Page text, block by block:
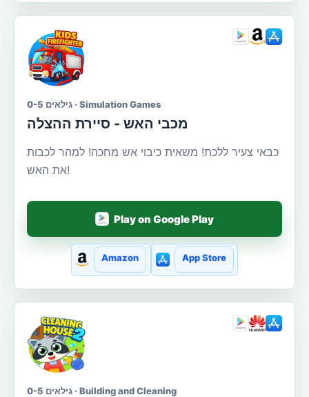
גילאים 0-5 · Simulation Games
מכבי האש - סיירת ההצלה
כבאי צעיר ללכת! משאית כיבוי אש מחכה! למהר לכבות
את האש!
Play on Google Play
Amazon App Store
גילאים 0-5 · Building and Cleaning